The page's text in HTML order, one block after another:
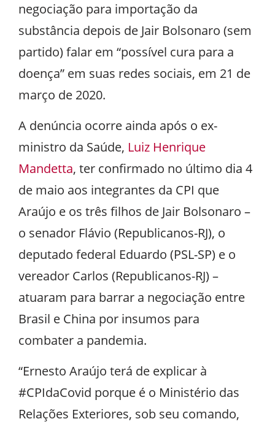
negociação para importação da
substância depois de Jair Bolsonaro (sem
partido) falar em “possível cura para a
doença” em suas redes sociais, em 21 de
março de 2020.
A denúncia ocorre ainda após o ex-
ministro da Saúde, Luiz Henrique
Mandetta, ter confirmado no último dia 4
de maio aos integrantes da CPI que
Araújo e os três filhos de Jair Bolsonaro –
o senador Flávio (Republicanos-RJ), o
deputado federal Eduardo (PSL-SP) e o
vereador Carlos (Republicanos-RJ) –
atuaram para barrar a negociação entre
Brasil e China por insumos para
combater a pandemia.
“Ernesto Araújo terá de explicar à
#CPIdaCovid porque é o Ministério das
Relações Exteriores, sob seu comando,